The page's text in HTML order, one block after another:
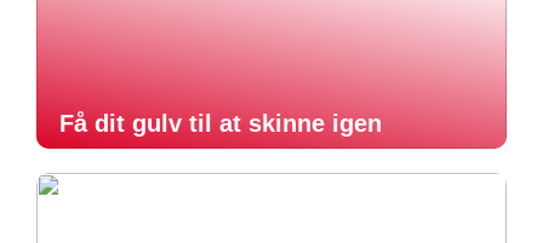
Få dit gulv til at skinne igen